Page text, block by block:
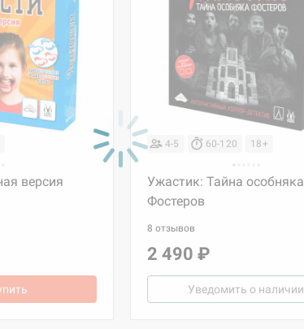
версия
4-5 60-120 18+
Ужастик: Тайна особняка
Фостеров
8 отзывов
2 490 ₽
Уведомить о наличии